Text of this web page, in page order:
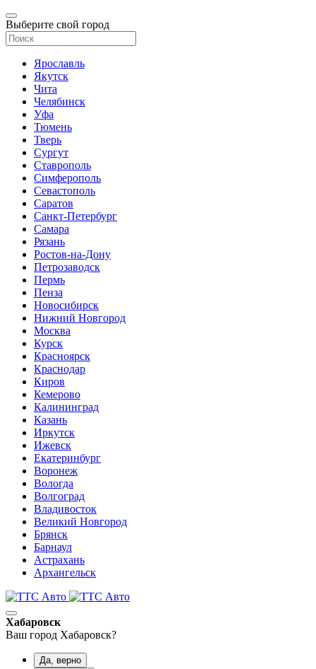
Выберите свой город
Ярославль
Якутск
Чита
Челябинск
Уфа
Тюмень
Тверь
Сургут
Ставрополь
Симферополь
Севастополь
Саратов
Санкт-Петербург
Самара
Рязань
Ростов-на-Дону
Петрозаводск
Пермь
Пенза
Новосибирск
Нижний Новгород
Москва
Курск
Красноярск
Краснодар
Киров
Кемерово
Калининград
Казань
Иркутск
Ижевск
Екатеринбург
Воронеж
Вологда
Волгоград
Владивосток
Великий Новгород
Брянск
Барнаул
Астрахань
Архангельск
Хабаровск
Ваш город Хабаровск?
Да, верно